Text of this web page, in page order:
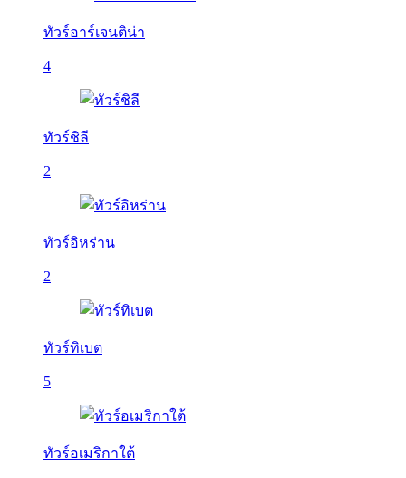
ทัวร์อาร์เจนติน่า
4
ทัวร์ชิลี
2
ทัวร์อิหร่าน
2
ทัวร์ทิเบต
5
ทัวร์อเมริกาใต้